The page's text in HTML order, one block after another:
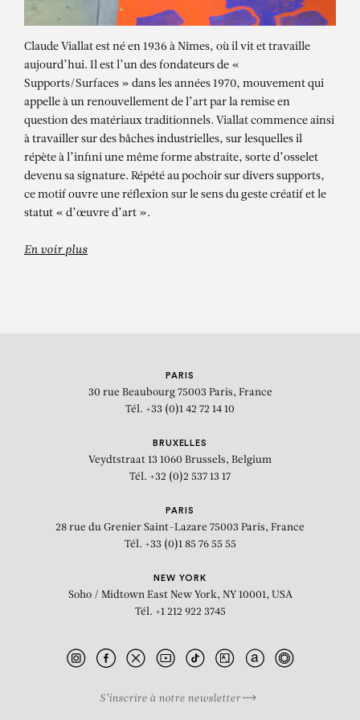
CLAUDE VIALLAT
Sans titre n°85
Claude Viallat est né en 1936 à Nîmes, où il vit et travaille
aujourd’hui. Il est l’un des fondateurs de «
Supports/Surfaces » dans les années 1970, mouvement qui
appelle à un renouvellement de l’art par la remise en
question des matériaux traditionnels. Viallat commence ainsi
à travailler sur des bâches industrielles, sur lesquelles il
répète à l’infini une même forme abstraite, sorte d’osselet
devenu sa signature. Répété au pochoir sur divers supports,
ce motif ouvre une réflexion sur le sens du geste créatif et le
statut « d’œuvre d’art ».
En voir plus
PARIS
30 rue Beaubourg 75003 Paris, France
Tél. +33 (0)1 42 72 14 10
BRUXELLES
Veydtstraat 13 1060 Brussels, Belgium
Tél. +32 (0)2 537 13 17
PARIS
28 rue du Grenier Saint-Lazare 75003 Paris, France
Tél. +33 (0)1 85 76 55 55
NEW YORK
Soho / Midtown East New York, NY 10001, USA
Tél. +1 212 922 3745
S’inscrire à notre newsletter